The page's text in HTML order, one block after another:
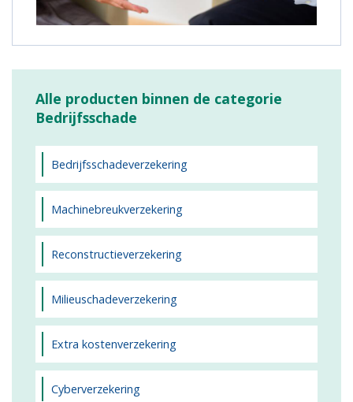
Alle producten binnen de categorie
Bedrijfsschade
Bedrijfsschadeverzekering
Machinebreukverzekering
Reconstructieverzekering
Milieuschadeverzekering
Extra kostenverzekering
Cyberverzekering